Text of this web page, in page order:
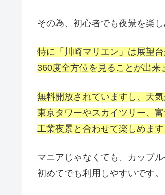
その為、初心者でも夜景を楽し
特に「川崎マリエン」は展望台
360度全方位を見ることが出来
無料開放されていますし、天
東京タワーやスカイツリー、
工業夜景と合わせて楽しめます
マニアじゃなくても、カップ
初めてでも利用しやすいです。